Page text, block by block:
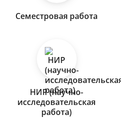
Семестровая работа
НИР (научно-
исследовательская
работа)